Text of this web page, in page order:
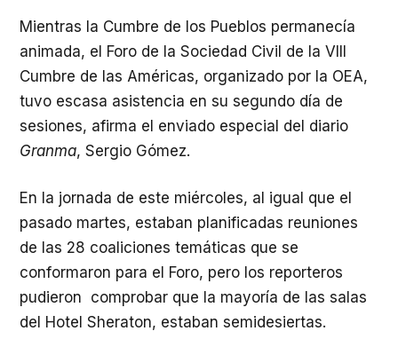
Mientras la Cumbre de los Pueblos permanecía
animada, el Foro de la Sociedad Civil de la VIII
Cumbre de las Américas, organizado por la OEA,
tuvo escasa asistencia en su segundo día de
sesiones, afirma el enviado especial del diario
Granma, Sergio Gómez.
En la jornada de este miércoles, al igual que el
pasado martes, estaban planificadas reuniones
de las 28 coaliciones temáticas que se
conformaron para el Foro, pero los reporteros
pudieron comprobar que la mayoría de las salas
del Hotel Sheraton, estaban semidesiertas.